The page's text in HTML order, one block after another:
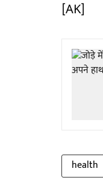
[AK]
health